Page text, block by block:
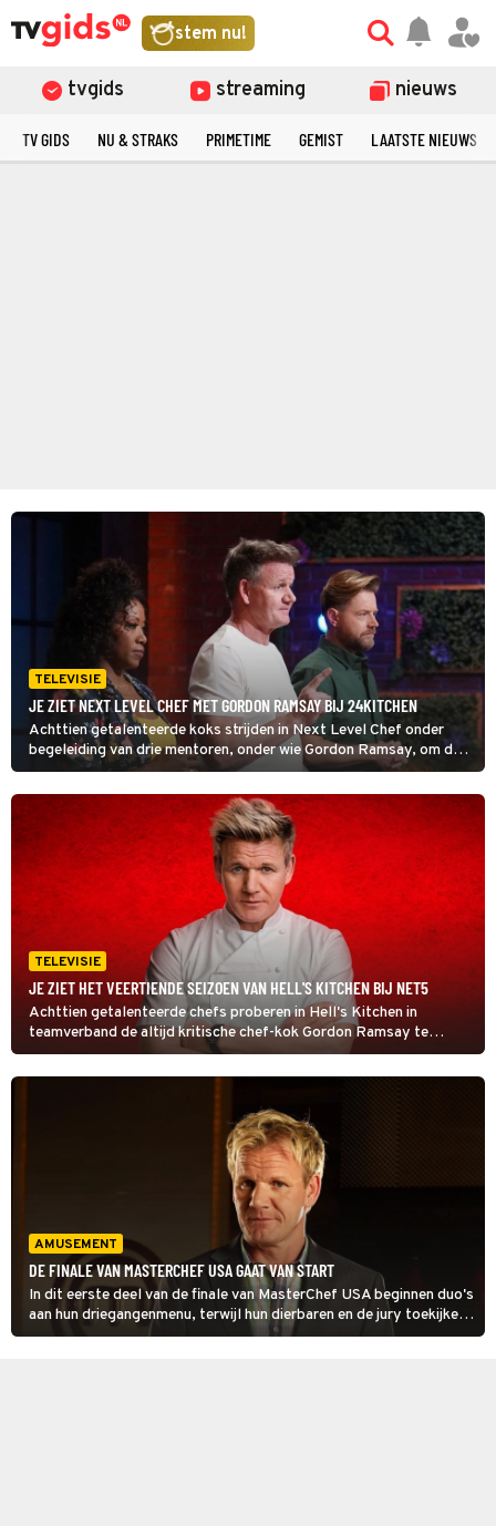
stem nu!
tvgids streaming nieuws
TV GIDS NU & STRAKS PRIMETIME GEMIST LAATSTE NIEUWS
TELEVISIE
JE ZIET NEXT LEVEL CHEF MET GORDON RAMSAY BIJ 24KITCHEN
Achttien getalenteerde koks strijden in Next Level Chef onder
begeleiding van drie mentoren, onder wie Gordon Ramsay, om de
hoofdprijs van ruim 200.000 euro. Ze koken de meest
uiteenlopende gerechten onder enorme tijdsdruk.
TELEVISIE
JE ZIET HET VEERTIENDE SEIZOEN VAN HELL'S KITCHEN BIJ NET5
Achttien getalenteerde chefs proberen in Hell's Kitchen in
teamverband de altijd kritische chef-kok Gordon Ramsay te
overtuigen van hun kunnen. Alleen gaat het in deze eerste
aflevering voor één kandidaat meteen helemaal mis.
AMUSEMENT
DE FINALE VAN MASTERCHEF USA GAAT VAN START
In dit eerste deel van de finale van MasterChef USA beginnen duo's
aan hun driegangenmenu, terwijl hun dierbaren en de jury toekijken.
Welk team zich MasterChef van 2025 mag noemen, wordt in de